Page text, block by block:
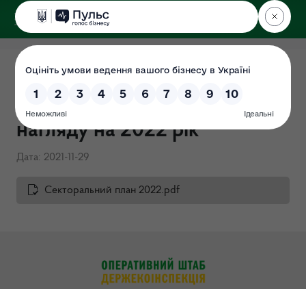
ДЕРЖЕКОІНСПЕКЦІЯ
Секторальний план
державного ринкового
нагляду на 2022 рік
Дата: 2021-11-29
Секторальний план 2022.pdf